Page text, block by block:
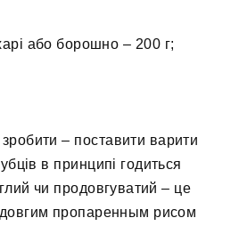
або борошно – 200 г;
– поставити варити
в принципі годиться
чи продовгуватий – це
пропаренным рисом